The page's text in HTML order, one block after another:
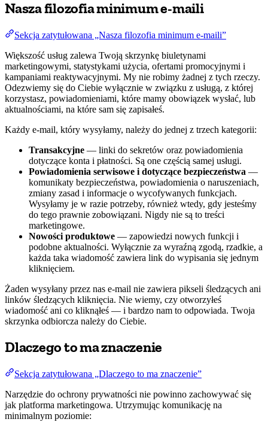
Nasza filozofia minimum e-maili
Sekcja zatytułowana „Nasza filozofia minimum e-maili”
Większość usług zalewa Twoją skrzynkę biuletynami
marketingowymi, statystykami użycia, ofertami promocyjnymi i
kampaniami reaktywacyjnymi. My nie robimy żadnej z tych rzeczy.
Odezwiemy się do Ciebie wyłącznie w związku z usługą, z której
korzystasz, powiadomieniami, które mamy obowiązek wysłać, lub
aktualnościami, na które sam się zapisałeś.
Każdy e-mail, który wysyłamy, należy do jednej z trzech kategorii:
Transakcyjne — linki do sekretów oraz powiadomienia
dotyczące konta i płatności. Są one częścią samej usługi.
Powiadomienia serwisowe i dotyczące bezpieczeństwa —
komunikaty bezpieczeństwa, powiadomienia o naruszeniach,
zmiany zasad i informacje o wycofywanych funkcjach.
Wysyłamy je w razie potrzeby, również wtedy, gdy jesteśmy
do tego prawnie zobowiązani. Nigdy nie są to treści
marketingowe.
Nowości produktowe — zapowiedzi nowych funkcji i
podobne aktualności. Wyłącznie za wyraźną zgodą, rzadkie, a
każda taka wiadomość zawiera link do wypisania się jednym
kliknięciem.
Żaden wysyłany przez nas e-mail nie zawiera pikseli śledzących ani
linków śledzących kliknięcia. Nie wiemy, czy otworzyłeś
wiadomość ani co kliknąłeś — i bardzo nam to odpowiada. Twoja
skrzynka odbiorcza należy do Ciebie.
Dlaczego to ma znaczenie
Sekcja zatytułowana „Dlaczego to ma znaczenie”
Narzędzie do ochrony prywatności nie powinno zachowywać się
jak platforma marketingowa. Utrzymując komunikację na
minimalnym poziomie: